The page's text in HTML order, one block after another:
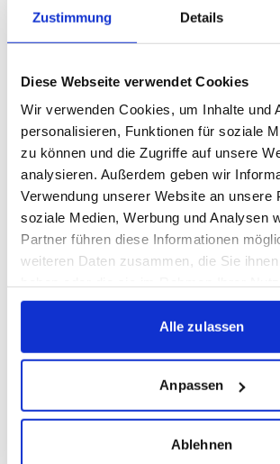
Zustimmung Details
Diese Webseite verwendet Cookies
Wir verwenden Cookies, um Inhalte und
personalisieren, Funktionen für soziale
zu können und die Zugriffe auf unsere
analysieren. Außerdem geben wir
Verwendung unserer Website an unsere
soziale Medien, Werbung und Analysen
Partner führen diese Informationen
weiteren Daten zusammen, die Sie
gesammelt haben.
Alle zulassen
Anpassen
Ablehnen
Saison blicken.
Bestandteil unserer Vereinskultur. Der
bietet die ideale Gelegenheit, unseren
Cheftrainer Holger Bachthaler
miteinander ins Gespräch zu kommen.
auf viele interessierte Kickers-Fans und
Dialog zum Start in die neue Saison“, so
Anmeldung bis Samstag, 27. Juni 2026,
Nach dem Trainingsauftakt warten auch